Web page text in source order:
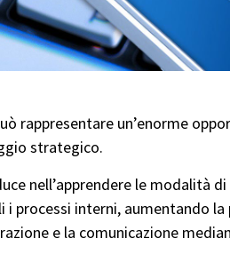
rappresentare un’enorme
strategico.
nell’apprendere le modalità
processi interni, aumentando
e la comunicazione